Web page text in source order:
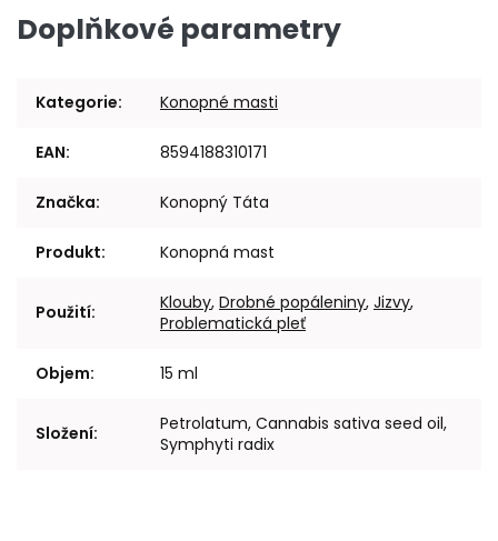
Doplňkové parametry
Kategorie: Konopné masti
EAN: 8594188310171
Značka: Konopný Táta
Produkt: Konopná mast
Použití: Klouby, Drobné popáleniny, Jizvy,
Problematická pleť
Objem: 15 ml
Složení:
Petrolatum, Cannabis sativa seed oil,
Symphyti radix